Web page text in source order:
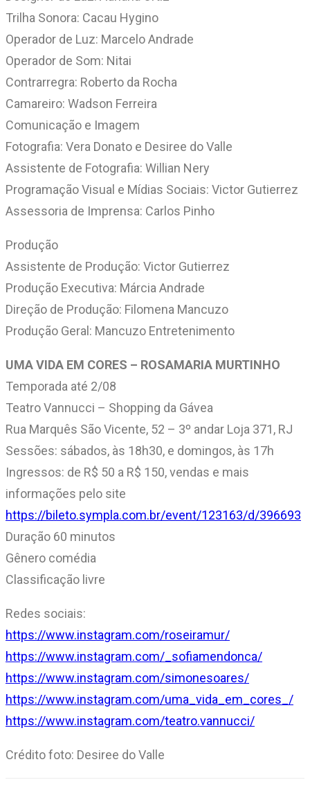
Trilha Sonora: Cacau Hygino
Operador de Luz: Marcelo Andrade
Operador de Som: Nitai
Contrarregra: Roberto da Rocha
Camareiro: Wadson Ferreira
Comunicação e Imagem
Fotografia: Vera Donato e Desiree do Valle
Assistente de Fotografia: Willian Nery
Programação Visual e Mídias Sociais: Victor Gutierrez
Assessoria de Imprensa: Carlos Pinho
Produção
Assistente de Produção: Victor Gutierrez
Produção Executiva: Márcia Andrade
Direção de Produção: Filomena Mancuzo
Produção Geral: Mancuzo Entretenimento
UMA VIDA EM CORES – ROSAMARIA MURTINHO
Temporada até 2/08
Teatro Vannucci – Shopping da Gávea
Rua Marquês São Vicente, 52 – 3º andar Loja 371, RJ
Sessões: sábados, às 18h30, e domingos, às 17h
Ingressos: de R$ 50 a R$ 150, vendas e mais
informações pelo site
https://bileto.sympla.com.br/event/123163/d/396693
Duração 60 minutos
Gênero comédia
Classificação livre
Redes sociais:
https://www.instagram.com/roseiramur/
https://www.instagram.com/_sofiamendonca/
https://www.instagram.com/simonesoares/
https://www.instagram.com/uma_vida_em_cores_/
https://www.instagram.com/teatro.vannucci/
Crédito foto: Desiree do Valle